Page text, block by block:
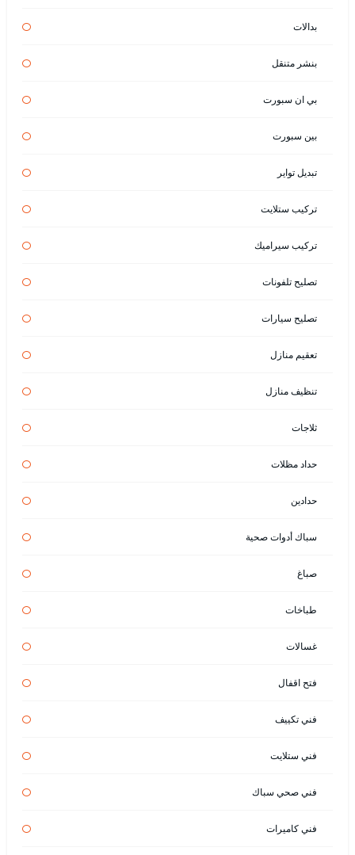
بدالات
بنشر متنقل
بي ان سبورت
بين سبورت
تبديل تواير
تركيب ستلايت
تركيب سيراميك
تصليح تلفونات
تصليح سيارات
تعقيم منازل
تنظيف منازل
ثلاجات
حداد مظلات
حدادين
سباك أدوات صحية
صباغ
طباخات
غسالات
فتح اقفال
فني تكييف
فني ستلايت
فني صحي سباك
فني كاميرات